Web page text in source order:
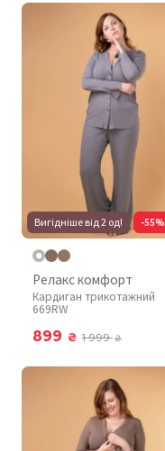
Вигідніше від 2 од! -55%
Релакс комфорт
Кардиган трикотажний
669RW
899 ₴ 1 999₴